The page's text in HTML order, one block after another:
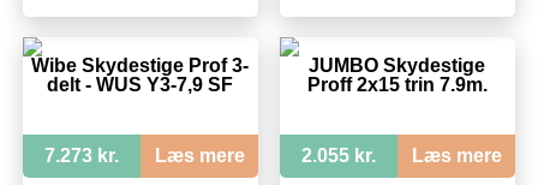
Wibe Skydestige Prof 3-
delt - WUS Y3-7,9 SF
7.273 kr. Læs mere
JUMBO Skydestige
Proff 2x15 trin 7.9m.
2.055 kr. Læs mere